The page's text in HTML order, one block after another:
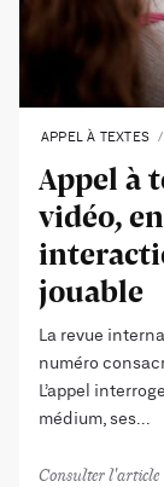
APPEL À TEXTES
Appel à
vidéo,
jouable
La revue
numéro
L’appel
médium, ses
Consulter l'article